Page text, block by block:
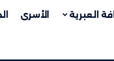
العبرية الأسرى